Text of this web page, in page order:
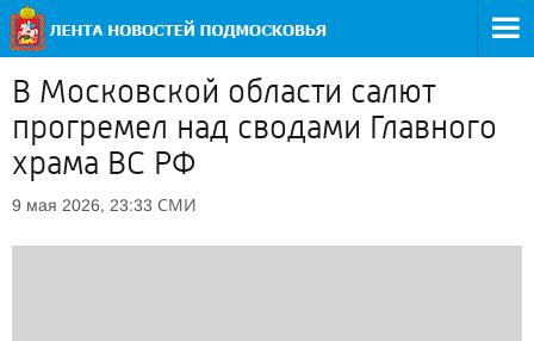
В Московской области салют
прогремел над сводами Главного
храма ВС РФ
9 мая 2026, 23:33 СМИ